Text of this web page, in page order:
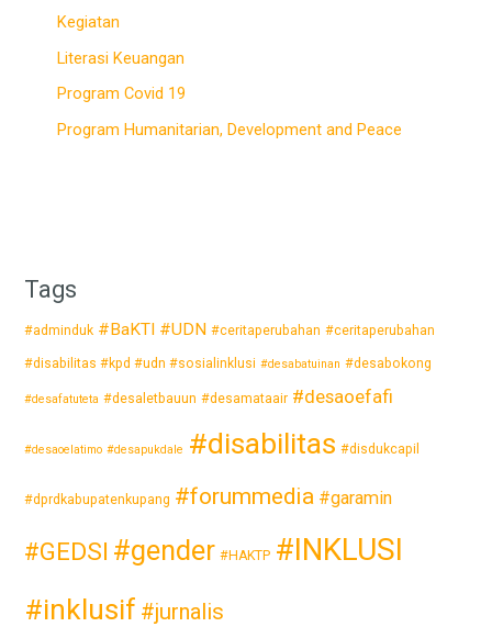
Kegiatan
Literasi Keuangan
Program Covid 19
Program Humanitarian, Development and Peace
Tags
#adminduk #BaKTI #UDN #ceritaperubahan #ceritaperubahan
#disabilitas #kpd #udn #sosialinklusi #desabatuinan #desabokong
#desafatuteta #desaletbauun #desamataair #desaoefafi
#desaoelatimo #desapukdale #disabilitas #disdukcapil
#dprdkabupatenkupang #forummedia #garamin
#GEDSI #gender #HAKTP #INKLUSI
#inklusif #jurnalis